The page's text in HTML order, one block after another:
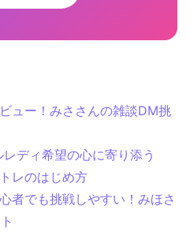
ュー！みささんの雑談DM挑
ディ希望の心に寄り添う
レのはじめ方
者でも挑戦しやすい！みほさ